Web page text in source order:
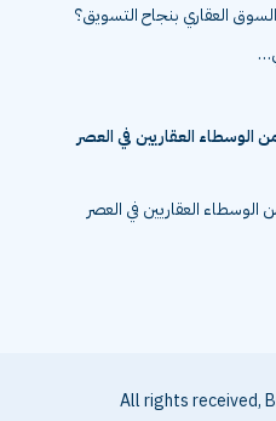
العقاري بنجاح التسويق؟
يفشل 90% من الوسطاء العقاريين في العصر
90% من الوسطاء العقاريين في العصر